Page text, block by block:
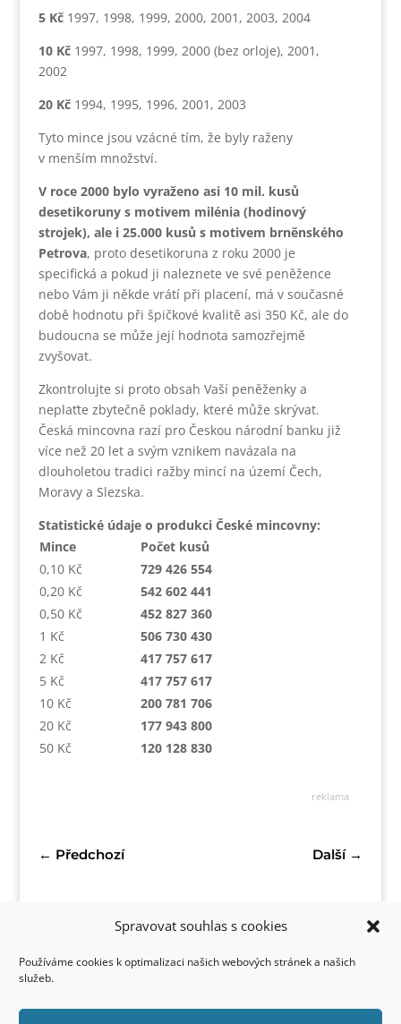
Spravovat souhlas s cookies
Používáme cookies k optimalizaci našich webových stránek a našich
služeb.
5 Kč 1997, 1998, 1999, 2000, 2001, 2003, 2004
10 Kč 1997, 1998, 1999, 2000 (bez orloje), 2001,
2002
20 Kč 1994, 1995, 1996, 2001, 2003
Tyto mince jsou vzácné tím, že byly raženy
v menším množství.
V roce 2000 bylo vyraženo asi 10 mil. kusů
desetikoruny s motivem milénia (hodinový
strojek), ale i 25.000 kusů s motivem brněnského
Petrova, proto desetikoruna z roku 2000 je
specifická a pokud ji naleznete ve své peněžence
nebo Vám ji někde vrátí při placení, má v současné
době hodnotu při špičkové kvalitě asi 350 Kč, ale do
budoucna se může její hodnota samozřejmě
zvyšovat.
Zkontrolujte si proto obsah Vaší peněženky a
neplaťte zbytečně poklady, které může skrývat.
Česká mincovna razí pro Českou národní banku již
více než 20 let a svým vznikem navázala na
dlouholetou tradici ražby mincí na území Čech,
Moravy a Slezska.
Statistické údaje o produkci České mincovny:
Mince
Počet kusů
0,10 Kč
729 426 554
0,20 Kč
542 602 441
0,50 Kč
452 827 360
1 Kč
506 730 430
2 Kč
417 757 617
5 Kč
417 757 617
10 Kč
200 781 706
20 Kč
177 943 800
50 Kč
120 128 830
reklama
← Předchozí Další→